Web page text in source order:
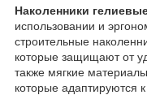
Наколенники
использовании и
строительные
которые защищают от
также мягкие
которые адаптируются